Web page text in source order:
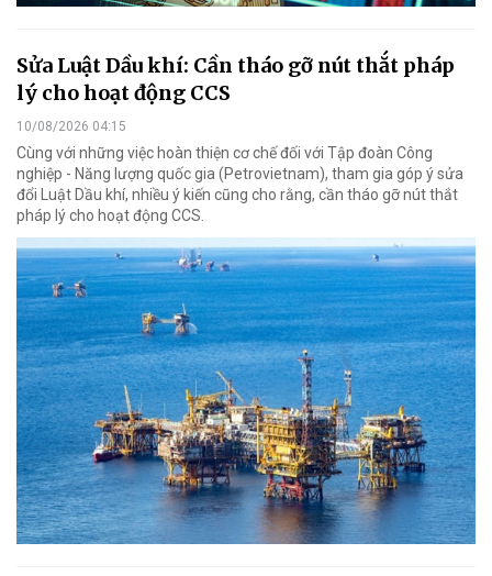
Sửa Luật Dầu khí: Cần tháo gỡ nút thắt pháp
lý cho hoạt động CCS
10/08/2026 04:15
Cùng với những việc hoàn thiện cơ chế đối với Tập đoàn Công
nghiệp - Năng lượng quốc gia (Petrovietnam), tham gia góp ý sửa
đổi Luật Dầu khí, nhiều ý kiến cũng cho rằng, cần tháo gỡ nút thắt
pháp lý cho hoạt động CCS.